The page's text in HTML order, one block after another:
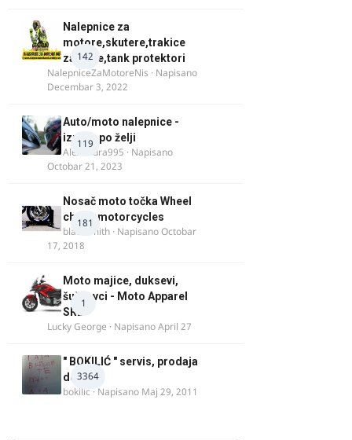
142
Nalepnice za
motore,skutere,trakice
za felne,tank protektori
NalepniceZaMotoreNis · Napisano
Decembar 3, 2022
119
Auto/moto nalepnice -
izrada po želji
Alexandra995 · Napisano
Octobar 21, 2023
181
Nosač moto točka Wheel
chock motorcycles
blacksmith · NapisanoOctobar
17, 2018
1
Moto majice, duksevi,
šuškavci - Moto Apparel
SRB
Lucky George · NapisanoApril 27
3364
" BOKILIĆ " servis, prodaja
delova
bokilic · Napisano Maj 29, 2011